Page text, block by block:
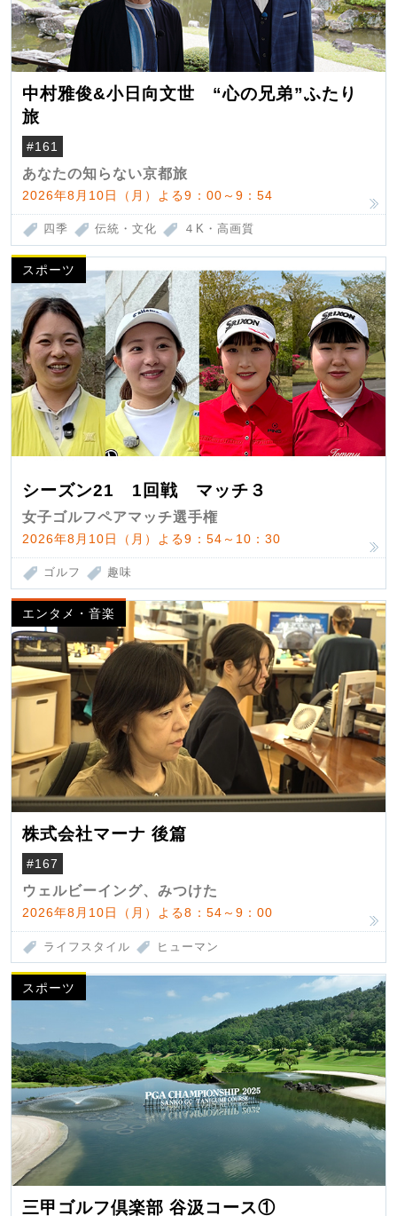
中村雅俊&小日向文世 “心の兄弟”ふたり
旅
#161
あなたの知らない京都旅
2026年8月10日（月）よる9：00～9：54
四季 伝統・文化 ４K・高画質
スポーツ
シーズン21 1回戦 マッチ３
女子ゴルフペアマッチ選手権
2026年8月10日（月）よる9：54～10：30
ゴルフ 趣味
エンタメ・音楽
株式会社マーナ 後篇
#167
ウェルビーイング、みつけた
2026年8月10日（月）よる8：54～9：00
ライフスタイル ヒューマン
スポーツ
三甲ゴルフ倶楽部 谷汲コース①